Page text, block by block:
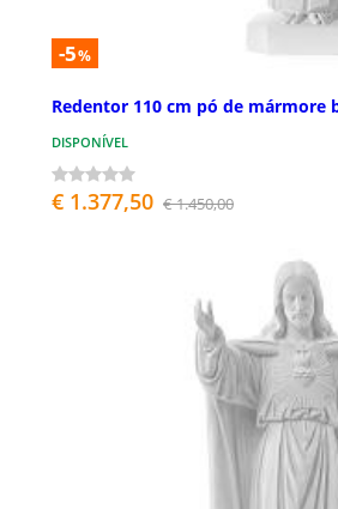
-5%
Redentor 110 cm pó de mármore
DISPONÍVEL
€ 1.377,50 € 1.450,00